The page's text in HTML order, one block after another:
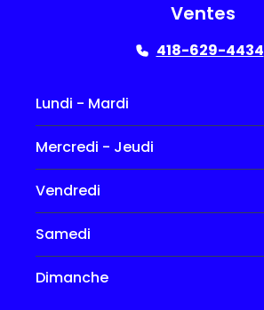
Ventes
418-629-4434
Lundi - Mardi
Mercredi - Jeudi
Vendredi
Samedi
Dimanche